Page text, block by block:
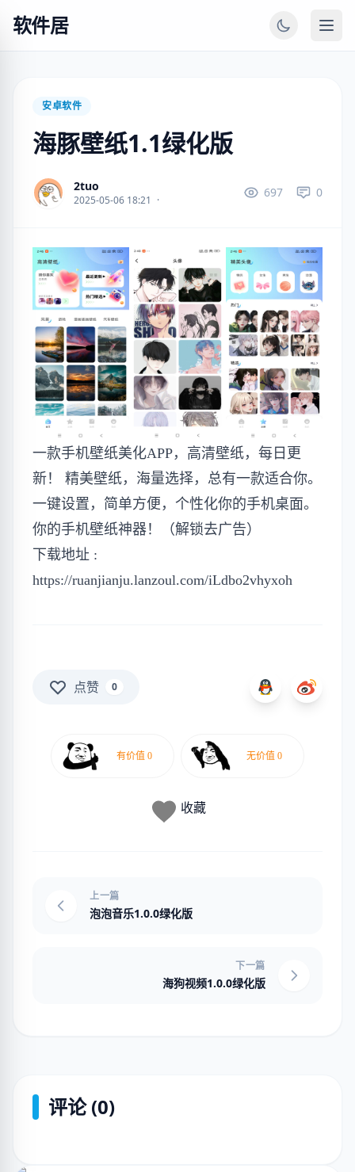
软件居
安卓软件
海豚壁纸1.1绿化版
2tuo
2025-05-06 18:21 ·
697 0
一款手机壁纸美化APP，高清壁纸，每日更
新！ 精美壁纸，海量选择，总有一款适合你。
一键设置，简单方便，个性化你的手机桌面。
你的手机壁纸神器！（解锁去广告）
下载地址 :
https://ruanjianju.lanzoul.com/iLdbo2vhyxoh
点赞 0
收藏
上一篇
泡泡音乐1.0.0绿化版
下一篇
海狗视频1.0.0绿化版
评论 (0)